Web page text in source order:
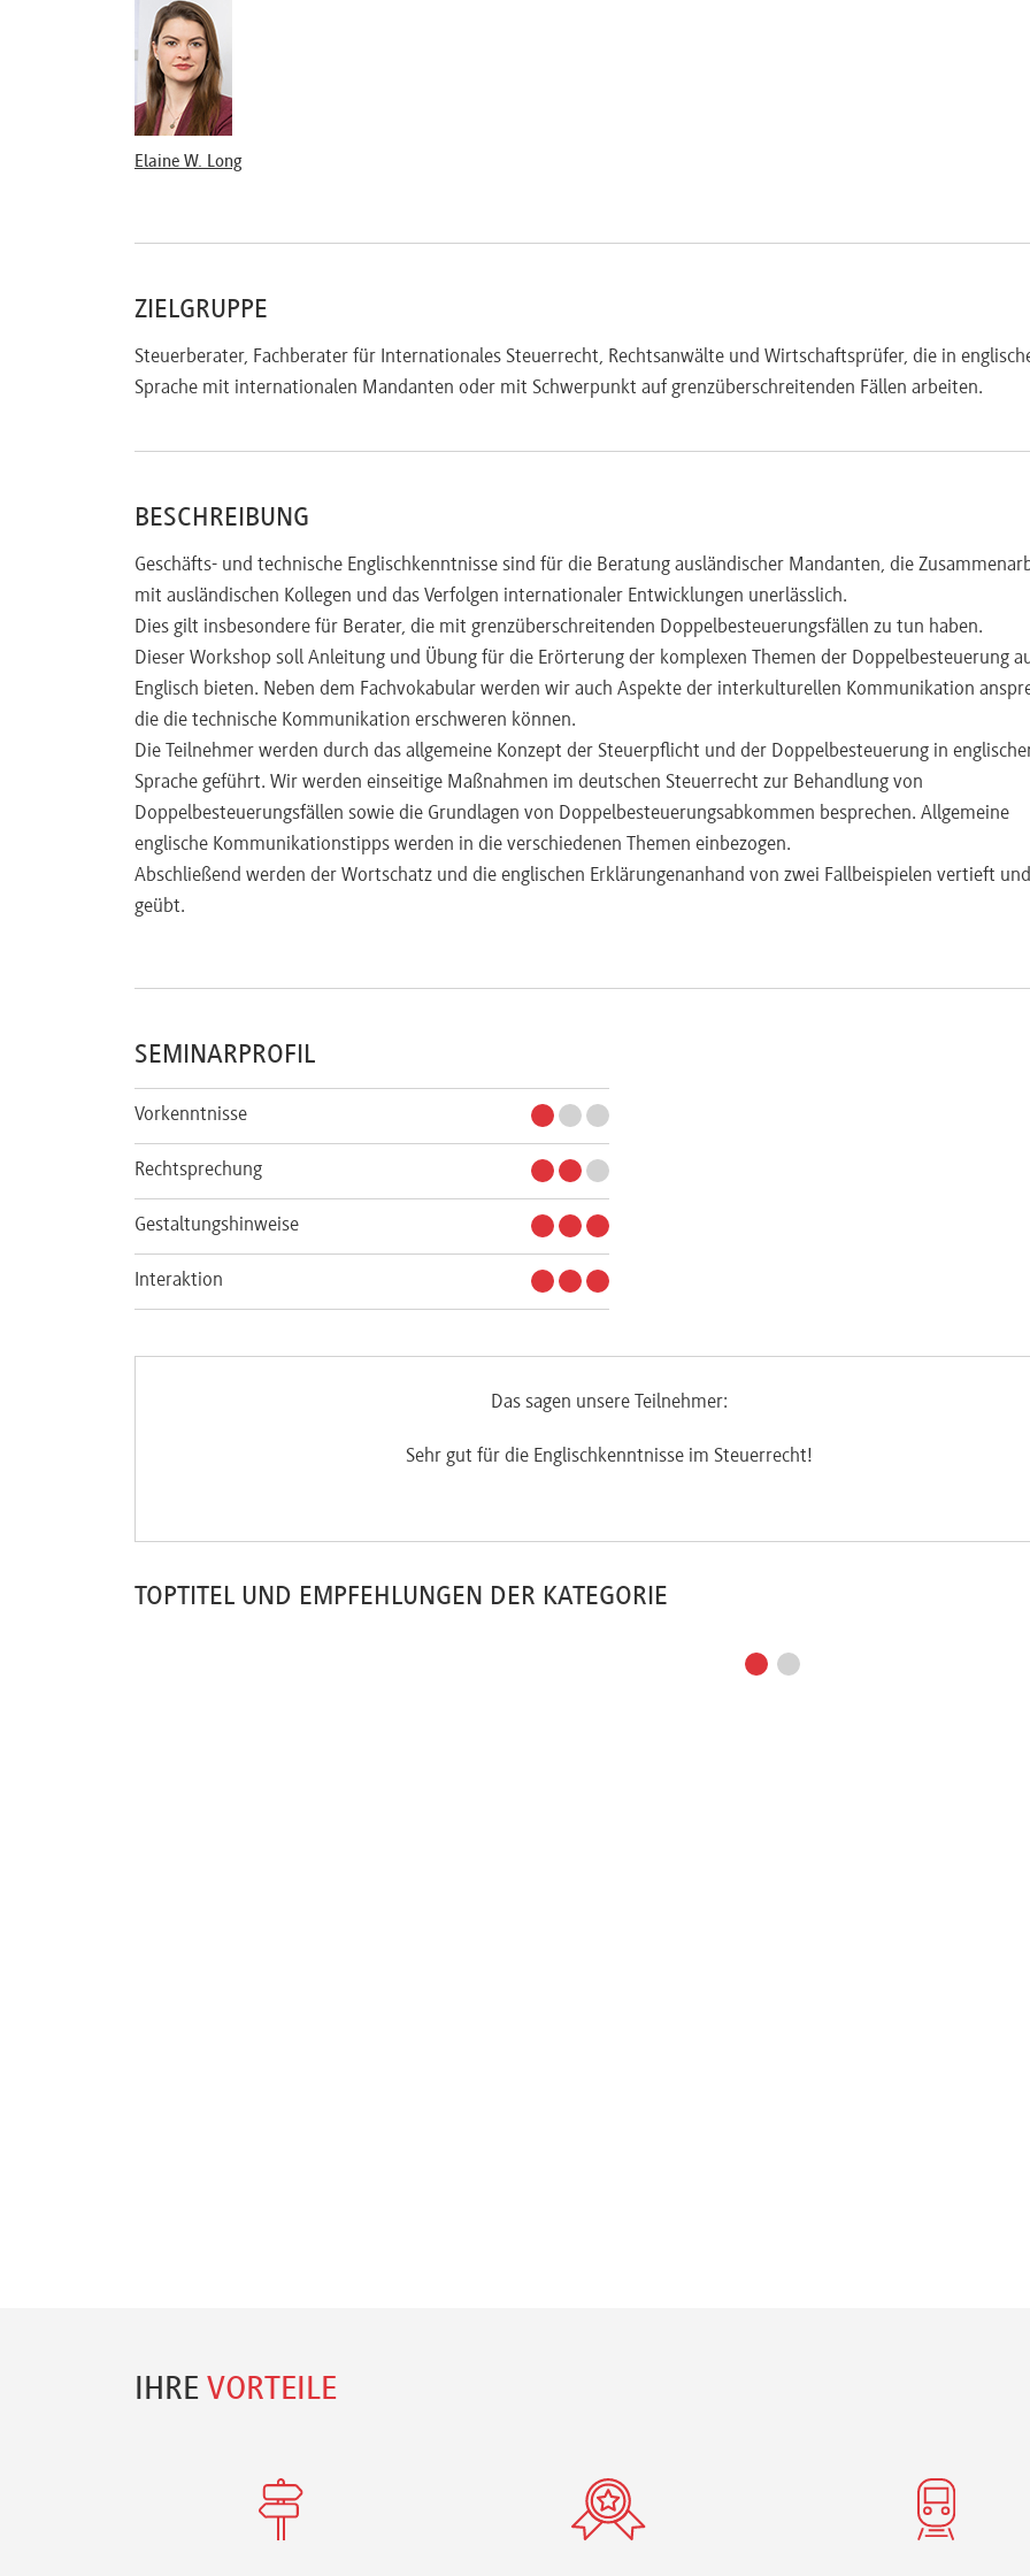
Elaine W. Long
ZIELGRUPPE
Steuerberater, Fachberater für Internationales Steuerrecht, Rechtsanwälte und Wirtschaftsprüfer, die in
Sprache mit internationalen Mandanten oder mit Schwerpunkt auf grenzüberschreitenden Fällen arbeiten.
BESCHREIBUNG
Geschäfts- und technische Englischkenntnisse sind für die Beratung ausländischer Mandanten, die
mit ausländischen Kollegen und das Verfolgen internationaler Entwicklungen unerlässlich.
Dies gilt insbesondere für Berater, die mit grenzüberschreitenden Doppelbesteuerungsfällen zu tun haben.
Dieser Workshop soll Anleitung und Übung für die Erörterung der komplexen Themen der Doppelbesteuerung
Englisch bieten. Neben dem Fachvokabular werden wir auch Aspekte der interkulturellen Kommunikation
die die technische Kommunikation erschweren können.
Die Teilnehmer werden durch das allgemeine Konzept der Steuerpflicht und der Doppelbesteuerung in
Sprache geführt. Wir werden einseitige Maßnahmen im deutschen Steuerrecht zur Behandlung von
Doppelbesteuerungsfällen sowie die Grundlagen von Doppelbesteuerungsabkommen besprechen. Allgemeine
englische Kommunikationstipps werden in die verschiedenen Themen einbezogen.
Abschließend werden der Wortschatz und die englischen Erklärungenanhand von zwei Fallbeispielen vertieft und
geübt.
SEMINARPROFIL
Vorkenntnisse
Rechtsprechung
Gestaltungshinweise
Interaktion
Das sagen unsere Teilnehmer:
Sehr gut für die Englischkenntnisse im Steuerrecht!
TOPTITEL UND EMPFEHLUNGEN DER KATEGORIE
IHRE VORTEILE